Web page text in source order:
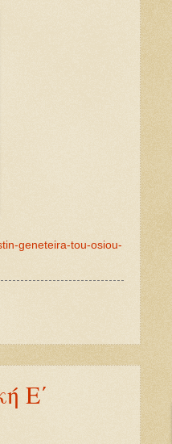
geneteira-tou-osiou-
Ε΄